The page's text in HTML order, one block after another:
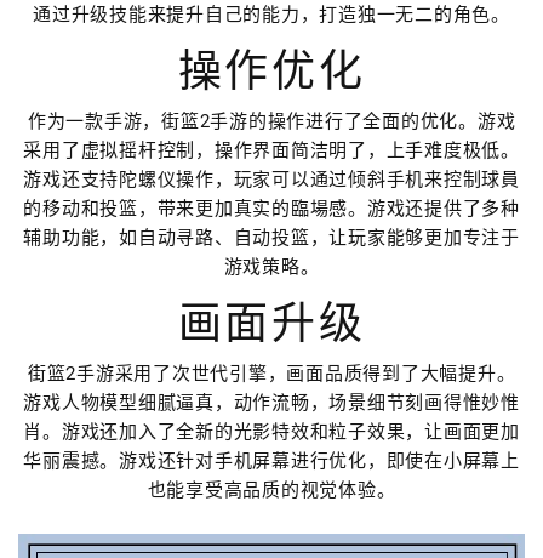
通过升级技能来提升自己的能力，打造独一无二的角色。
操作优化
作为一款手游，街篮2手游的操作进行了全面的优化。游戏
采用了虚拟摇杆控制，操作界面简洁明了，上手难度极低。
游戏还支持陀螺仪操作，玩家可以通过倾斜手机来控制球員
的移动和投篮，带来更加真实的臨場感。游戏还提供了多种
辅助功能，如自动寻路、自动投篮，让玩家能够更加专注于
游戏策略。
画面升级
街篮2手游采用了次世代引擎，画面品质得到了大幅提升。
游戏人物模型细腻逼真，动作流畅，场景细节刻画得惟妙惟
肖。游戏还加入了全新的光影特效和粒子效果，让画面更加
华丽震撼。游戏还针对手机屏幕进行优化，即使在小屏幕上
也能享受高品质的视觉体验。